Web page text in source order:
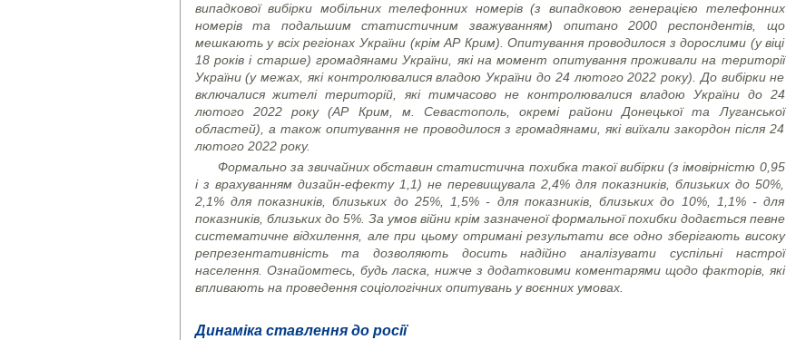
випадкової вибірки мобільних телефонних номерів (з випадковою генерацією телефонних
номерів та подальшим статистичним зважуванням) опитано 2000 респондентів, що
мешкають у всіх регіонах України (крім АР Крим). Опитування проводилося з дорослими (у віці
18 років і старше) громадянами України, які на момент опитування проживали на території
України (у межах, які контролювалися владою України до 24 лютого 2022 року). До вибірки не
включалися жителі територій, які тимчасово не контролювалися владою України до 24
лютого 2022 року (АР Крим, м. Севастополь, окремі райони Донецької та Луганської
областей), а також опитування не проводилося з громадянами, які виїхали закордон після 24
лютого 2022 року.
Формально за звичайних обставин статистична похибка такої вибірки (з імовірністю 0,95
і з врахуванням дизайн-ефекту 1,1) не перевищувала 2,4% для показників, близьких до 50%,
2,1% для показників, близьких до 25%, 1,5% - для показників, близьких до 10%, 1,1% - для
показників, близьких до 5%. За умов війни крім зазначеної формальної похибки додається певне
систематичне відхилення, але при цьому отримані результати все одно зберігають високу
репрезентативність та дозволяють досить надійно аналізувати суспільні настрої
населення. Ознайомтесь, будь ласка, нижче з додатковими коментарями щодо факторів, які
впливають на проведення соціологічних опитувань у воєнних умовах.
Динаміка ставлення до росії